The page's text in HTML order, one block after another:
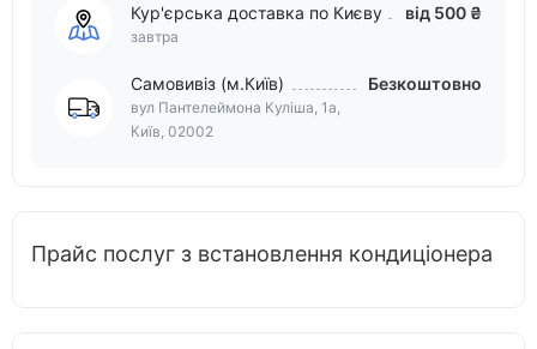
Кур'єрська доставка по Києву
завтра
від 500 ₴
Самовивіз (м.Київ)
вул Пантелеймона Куліша, 1а,
Київ, 02002
Безкоштовно
Прайс послуг з встановлення кондиціонера